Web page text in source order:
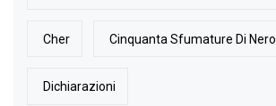
Cher Cinquanta Sfumature Di Nero
Dichiarazioni